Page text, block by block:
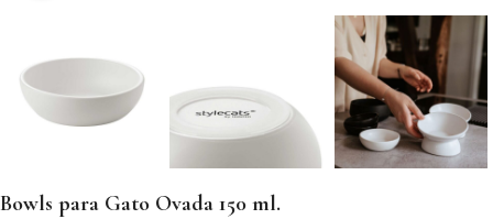
Bowls para Gato Ovada 150 ml.